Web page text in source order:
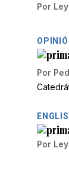
Por
Por
Por